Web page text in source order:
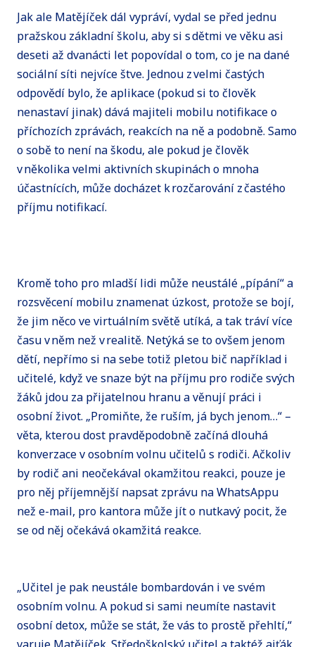
Jak ale Matějíček dál vypráví, vydal se před jednu
pražskou základní školu, aby si s dětmi ve věku asi
deseti až dvanácti let popovídal o tom, co je na dané
sociální síti nejvíce štve. Jednou z velmi častých
odpovědí bylo, že aplikace (pokud si to člověk
nenastaví jinak) dává majiteli mobilu notifikace o
příchozích zprávách, reakcích na ně a podobně. Samo
o sobě to není na škodu, ale pokud je člověk
v několika velmi aktivních skupinách o mnoha
účastnících, může docházet k rozčarování z častého
příjmu notifikací.
Kromě toho pro mladší lidi může neustálé „pípání“ a
rozsvěcení mobilu znamenat úzkost, protože se bojí,
že jim něco ve virtuálním světě utíká, a tak tráví více
času v něm než v realitě. Netýká se to ovšem jenom
dětí, nepřímo si na sebe totiž pletou bič například i
učitelé, když ve snaze být na příjmu pro rodiče svých
žáků jdou za přijatelnou hranu a věnují práci i
osobní život. „Promiňte, že ruším, já bych jenom…“ –
věta, kterou dost pravděpodobně začíná dlouhá
konverzace v osobním volnu učitelů s rodiči. Ačkoliv
by rodič ani neočekával okamžitou reakci, pouze je
pro něj příjemnější napsat zprávu na WhatsAppu
než e-mail, pro kantora může jít o nutkavý pocit, že
se od něj očekává okamžitá reakce.
„Učitel je pak neustále bombardován i ve svém
osobním volnu. A pokud si sami neumíte nastavit
osobní detox, může se stát, že vás to prostě přehltí,“